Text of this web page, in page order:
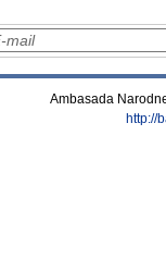
Ambasada
http://